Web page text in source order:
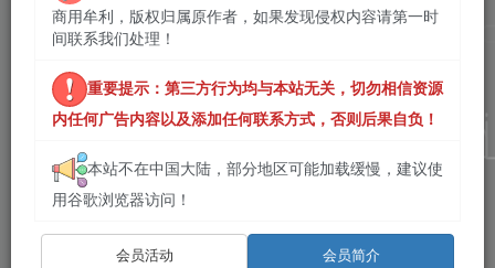
商用牟利，版权归属原作者，如果发现侵权内容请第一时
间联系我们处理！
重要提示：第三方行为均与本站无关，切勿相信资源
内任何广告内容以及添加任何联系方式，否则后果自负！
本站不在中国大陆，部分地区可能加载缓慢，建议使
用谷歌浏览器访问！
会员活动
会员简介